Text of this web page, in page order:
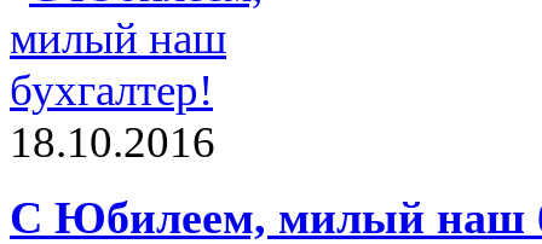
18.10.2016
С Юбилеем, милый наш